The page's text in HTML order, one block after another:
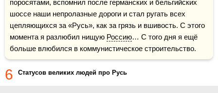
поросятами, вспомнил после германских и бельгийских
шоссе наши непролазные дороги и стал ругать всех
цепляющихся за «Русь», как за грязь и вшивость. С этого
момента я разлюбил нищую Россию… С того дня я ещё
больше влюбился в коммунистическое строительство.
6 Статусов великих людей про Русь